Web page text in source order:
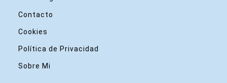
Contacto
Cookies
Política de Privacidad
Sobre Mi